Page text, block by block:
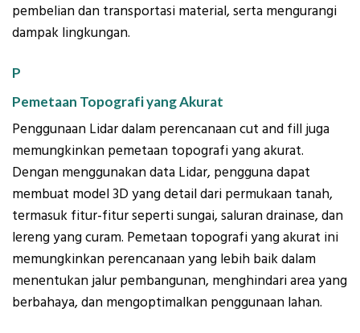
pembelian dan transportasi material, serta mengurangi
dampak lingkungan.
P
Pemetaan Topografi yang Akurat
Penggunaan Lidar dalam perencanaan cut and fill juga
memungkinkan pemetaan topografi yang akurat.
Dengan menggunakan data Lidar, pengguna dapat
membuat model 3D yang detail dari permukaan tanah,
termasuk fitur-fitur seperti sungai, saluran drainase, dan
lereng yang curam. Pemetaan topografi yang akurat ini
memungkinkan perencanaan yang lebih baik dalam
menentukan jalur pembangunan, menghindari area yang
berbahaya, dan mengoptimalkan penggunaan lahan.